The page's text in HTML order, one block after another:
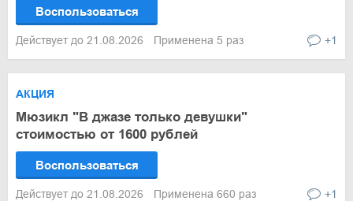
Воспользоваться
Действует до 21.08.2026 Применена 5 раз +1
АКЦИЯ
Мюзикл "В джазе только девушки"
стоимостью от 1600 рублей
Воспользоваться
Действует до 21.08.2026 Применена 660 раз +1